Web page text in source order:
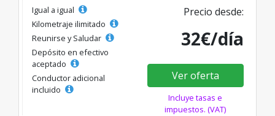
Igual a igual
Kilometraje ilimitado
Reunirse y Saludar
Depósito en efectivo
aceptado
Conductor adicional
incluido
Precio desde:
32€/día
Ver oferta
Incluye tasas e
impuestos. (VAT)